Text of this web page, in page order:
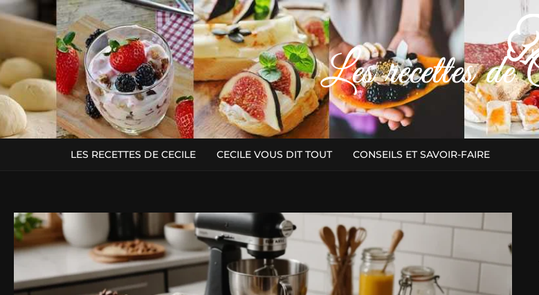
LES RECETTES DE CECILE CECILE VOUS DIT TOUT CONSEILS ET SAVOIR-FAIRE